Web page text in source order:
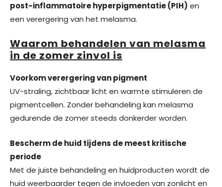
post-inflammatoire hyperpigmentatie (PIH) en
een verergering van het melasma.
Waarom behandelen van melasma
in de zomer zinvol is
Voorkom verergering van pigment
UV-straling, zichtbaar licht en warmte stimuleren de
pigmentcellen. Zonder behandeling kan melasma
gedurende de zomer steeds donkerder worden.
Bescherm de huid tijdens de meest kritische
periode
Met de juiste behandeling en huidproducten wordt de
huid weerbaarder tegen de invloeden van zonlicht en